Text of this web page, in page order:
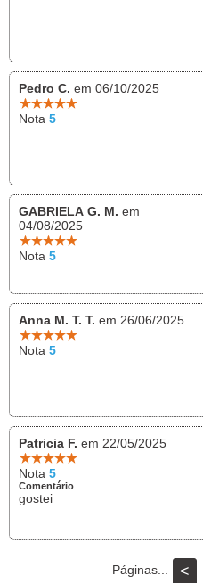
Pedro C. em 06/10/2025
Nota 5
GABRIELA G. M. em
04/08/2025
Nota 5
Anna M. T. T. em 26/06/2025
Nota 5
Patricia F. em 22/05/2025
Nota 5
Comentário
gostei
Páginas... <